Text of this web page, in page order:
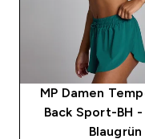
MP Damen
Back Sport-BH
Blaugrün